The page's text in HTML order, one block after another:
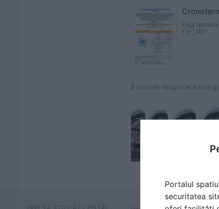
Fisa tehnica
1 p | RO
8 articole despre aceasta
Portalul
securitatea